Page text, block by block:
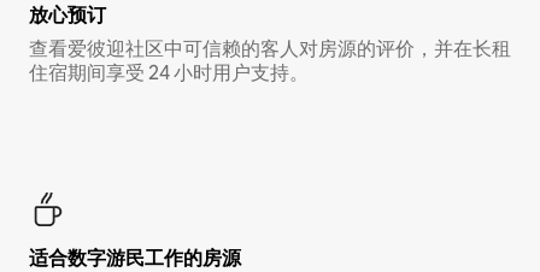
放心预订
查看爱彼迎社区中可信赖的客人对房源的评价，并在长租
住宿期间享受 24 小时用户支持。
适合数字游民工作的房源